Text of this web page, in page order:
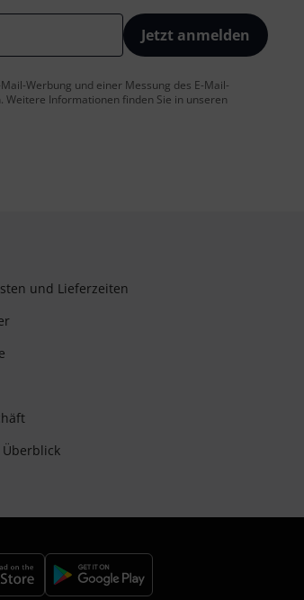
Jetzt anmelden
Werbung und einer Messung des E-Mail-
Informationen finden Sie in unseren
und Lieferzeiten
Überblick